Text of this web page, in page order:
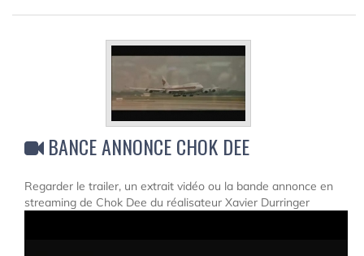
BANCE ANNONCE CHOK DEE
Regarder le trailer, un extrait vidéo ou la bande annonce en
streaming de Chok Dee du réalisateur Xavier Durringer